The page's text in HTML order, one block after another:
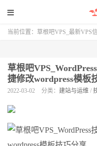
当前位置： 草根吧VPS_最新VPS
草根吧
捷修改wordpress模板
2022-03-02 分类： 建站与运维 /